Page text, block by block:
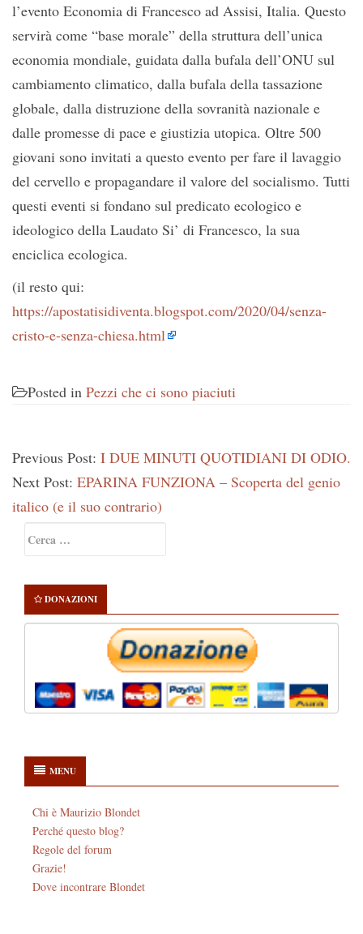
l’evento Economia di Francesco ad Assisi, Italia. Questo
servirà come “base morale” della struttura dell’unica
economia mondiale, guidata dalla bufala dell’ONU sul
cambiamento climatico, dalla bufala della tassazione
globale, dalla distruzione della sovranità nazionale e
dalle promesse di pace e giustizia utopica. Oltre 500
giovani sono invitati a questo evento per fare il lavaggio
del cervello e propagandare il valore del socialismo. Tutti
questi eventi si fondano sul predicato ecologico e
ideologico della Laudato Si’ di Francesco, la sua
enciclica ecologica.
(il resto qui:
https://apostatisidiventa.blogspot.com/2020/04/senza-
cristo-e-senza-chiesa.html
Posted in Pezzi che ci sono piaciuti
Previous Post: I DUE MINUTI QUOTIDIANI DI ODIO.
Next Post: EPARINA FUNZIONA – Scoperta del genio
italico (e il suo contrario)
Sidebar
per:
DONAZIONI
MENU
Chi è Maurizio Blondet
Perché questo blog?
Regole del forum
Grazie!
Dove incontrare Blondet